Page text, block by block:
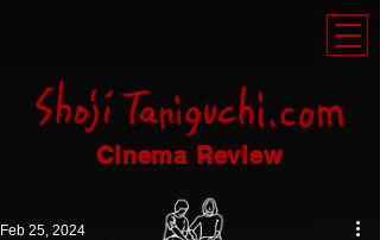
Cinema Review
Feb 25, 2024